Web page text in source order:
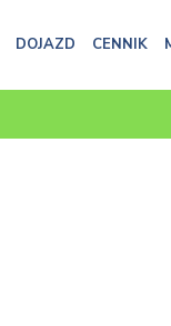
DOJAZD CENNIK